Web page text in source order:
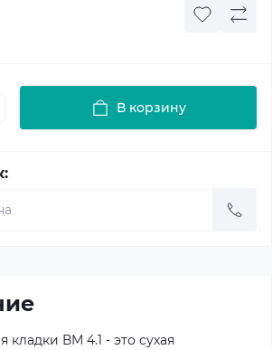
В корзину
кладки ВМ 4.1 - это сухая